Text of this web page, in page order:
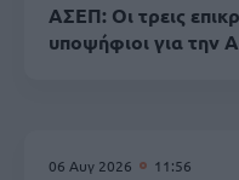
ΑΣΕΠ: Οι τρεις
υποψήφιοι για την
06 Αυγ 2026 11:56